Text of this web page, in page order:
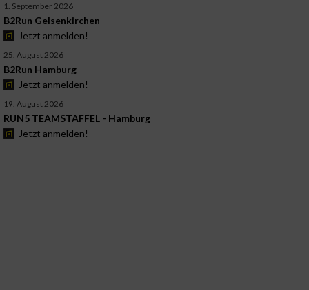
1. September 2026
B2Run Gelsenkirchen
Jetzt anmelden!
25. August 2026
B2Run Hamburg
Jetzt anmelden!
19. August 2026
RUN5 TEAMSTAFFEL - Hamburg
Jetzt anmelden!